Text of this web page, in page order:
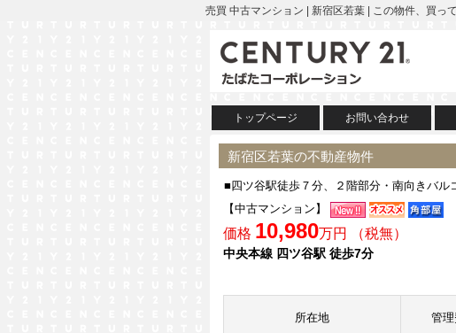
売買 中古マンション | 新宿区若葉 | この物件、買
トップページ お問い合わせ
新宿区若葉の不動産物件
■四ツ谷駅徒歩７分、２階部分・南向きバル
【中古マンション】
価格 10,980万円 （税無）
中央本線 四ツ谷駅 徒歩7分
所在地 管理